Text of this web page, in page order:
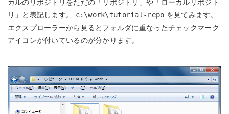
カルのリポジトリをただの「リポジトリ」や「ローカルリポジト
リ」と表記します。 c:\work\tutorial-repo を見てみます。
エクスプローラーから見るとフォルダに重なったチェックマーク
アイコンが付いているのが分かります。